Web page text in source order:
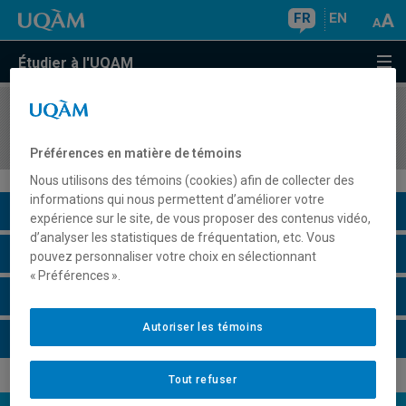
FR EN
Étudier à l'UQAM
COURS//
Description du cours
Horaire - Été 2026
Préférences en matière de témoins
Nous utilisons des témoins (cookies) afin de collecter des
informations qui nous permettent d’améliorer votre
expérience sur le site, de vous proposer des contenus vidéo,
d’analyser les statistiques de fréquentation, etc. Vous
pouvez personnaliser votre choix en sélectionnant
« Préférences ».
Tout refuser
Autoriser les témoins